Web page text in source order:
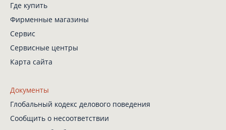
Где купить
Фирменные магазины
Сервис
Сервисные центры
Карта сайта
Документы
Глобальный кодекс делового поведения
Сообщить о несоответствии